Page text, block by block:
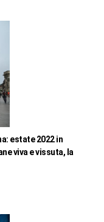
estate 2022 in
viva e vissuta, la